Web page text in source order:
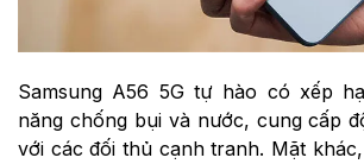
Samsung A56 5G tự hào có xếp
năng chống bụi và nước, cung cấp
với các đối thủ cạnh tranh. Mặt